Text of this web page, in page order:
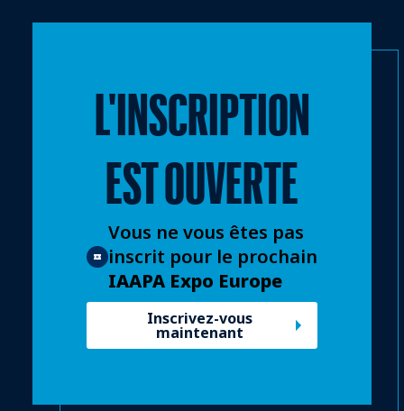
L'INSCRIPTION
EST OUVERTE
Vous ne vous êtes pas
inscrit pour le prochain
IAAPA Expo Europe
Inscrivez-vous
maintenant